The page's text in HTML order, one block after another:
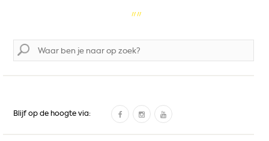
Zoek
naar:
Blijf op de hoogte via:
F
a
I
n
Y
o